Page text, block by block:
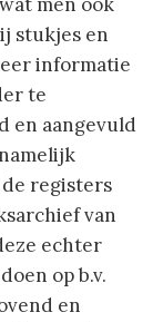
stukjes en
informatie
te
en aangevuld
registers
van
echter
op b.v.
en